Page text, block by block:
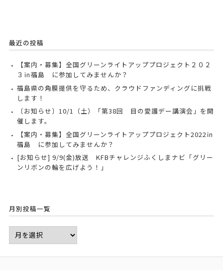
最近の投稿
【案内・募集】全国グリーンライトアッププロジェクト２０２
３㏌福島 に参加してみませんか？
福島県の角膜提供を守るため、クラウドファンディングに挑戦
します！
〔お知らせ〕10/1（土）「第38回 目の愛護デー講演会」を開
催します。
【案内・募集】全国グリーンライトアッププロジェクト2022㏌
福島 に参加してみませんか？
[お知らせ] 9/9(金)放送 KFBチャレンジふくしまナビ「グリー
ンリボンの輪を広げよう！」
月別投稿一覧